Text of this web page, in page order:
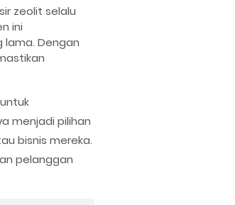
zeolit selalu
ini
Dengan
menjadi pilihan
bisnis mereka.
pelanggan